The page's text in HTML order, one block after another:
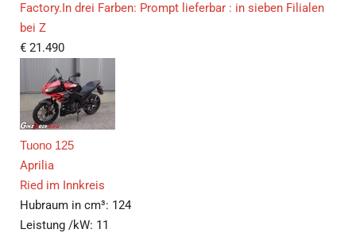
Factory.In drei Farben: Prompt lieferbar : in sieben Filialen
bei Z
€ 21.490
Tuono 125
Aprilia
Ried im Innkreis
Hubraum in cm³: 124
Leistung /kW: 11